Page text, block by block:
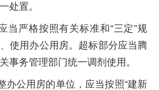
处置。
当严格按照有关标准和“三定”规
使用办公用房。超标部分应当腾
事务管理部门统一调剂使用。
办公用房的单位，应当按照“建新